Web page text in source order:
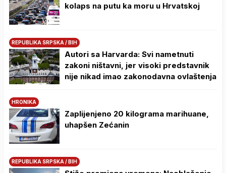
kolaps na putu ka moru u Hrvatskoj
REPUBLIKA SRPSKA / BIH
Autori sa Harvarda: Svi nametnuti
zakoni ništavni, jer visoki predstavnik
nije nikad imao zakonodavna ovlaštenja
HRONIKA
Zaplijenjeno 20 kilograma marihuane,
uhapšen Zećanin
REPUBLIKA SRPSKA / BIH